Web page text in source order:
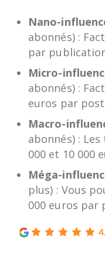
Nano-
abonnés) :
par
Micro-
abonnés) :
euros par
Macro-
abonnés) :
000 et 10 000
Méga-
plus) : Vous
000 euros par
2. Le taux